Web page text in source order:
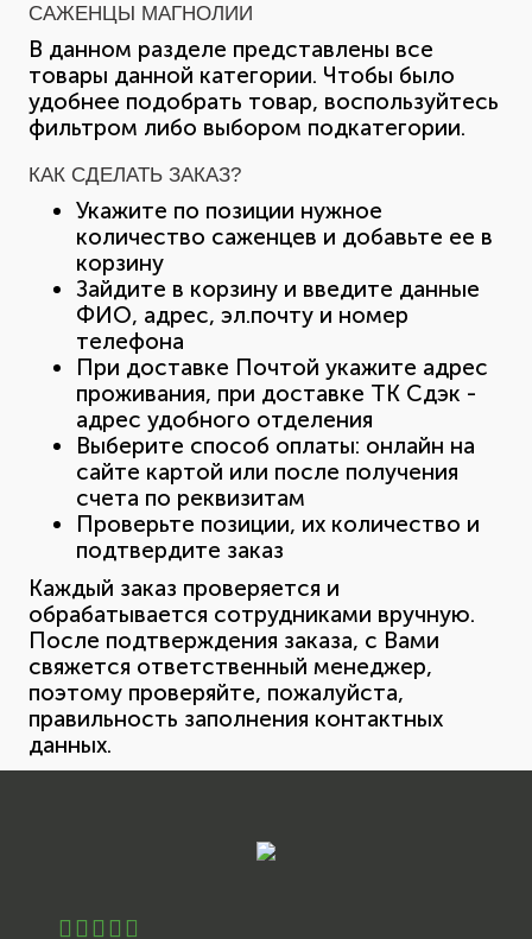
САЖЕНЦЫ МАГНОЛИИ
В данном разделе представлены все
товары данной категории. Чтобы было
удобнее подобрать товар, воспользуйтесь
фильтром либо выбором подкатегории.
КАК СДЕЛАТЬ ЗАКАЗ?
Укажите по позиции нужное
количество саженцев и добавьте ее в
корзину
Зайдите в корзину и введите данные
ФИО, адрес, эл.почту и номер
телефона
При доставке Почтой укажите адрес
проживания, при доставке ТК Сдэк -
адрес удобного отделения
Выберите способ оплаты: онлайн на
сайте картой или после получения
счета по реквизитам
Проверьте позиции, их количество и
подтвердите заказ
Каждый заказ проверяется и
обрабатывается сотрудниками вручную.
После подтверждения заказа, с Вами
свяжется ответственный менеджер,
поэтому проверяйте, пожалуйста,
правильность заполнения контактных
данных.